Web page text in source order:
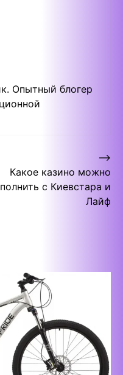
Опытный блогер
Какое казино можно
с Киевстара и
Лайф
⟶